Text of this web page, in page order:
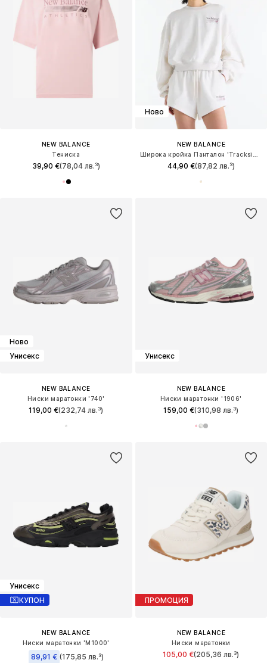
NEW BALANCE
Тениска
39,90 €(78,04 лв.³)
Ново
NEW BALANCE
44,90 €(87,82 лв.³)
Ново
Унисекс
NEW BALANCE
Ниски маратонки '740'
119,00 €(232,74 лв.³)
Унисекс
NEW BALANCE
Ниски маратонки '1906'
159,00 €(310,98 лв.³)
Унисекс
КУПОН
NEW BALANCE
Ниски маратонки 'M1000'
89,91 € (175,85 лв.³)
ПРОМОЦИЯ
NEW BALANCE
Ниски маратонки
105,00 €(205,36 лв.³)